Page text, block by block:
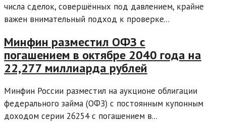
числа сделок, совершённых под давлением, крайне
важен внимательный подход к проверке...
Минфин разместил ОФЗ с
погашением в октябре 2040 года на
22,277 миллиарда рублей
Минфин России разместил на аукционе облигации
федерального займа (ОФЗ) с постоянным купонным
доходом серии 26254 с погашением в...